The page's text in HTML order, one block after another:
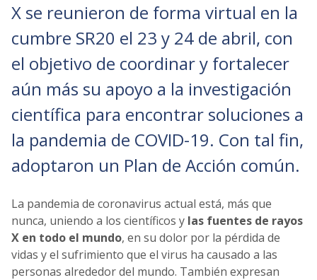
X se reunieron de forma virtual en la
cumbre SR20 el 23 y 24 de abril, con
el objetivo de coordinar y fortalecer
aún más su apoyo a la investigación
científica para encontrar soluciones a
la pandemia de COVID-19. Con tal fin,
adoptaron un Plan de Acción común.
La pandemia de coronavirus actual está, más que
nunca, uniendo a los científicos y las fuentes de rayos
X en todo el mundo, en su dolor por la pérdida de
vidas y el sufrimiento que el virus ha causado a las
personas alrededor del mundo. También expresan